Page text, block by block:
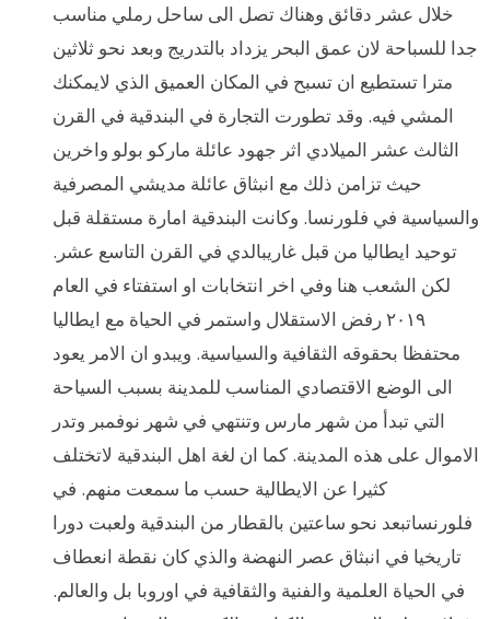
خلال عشر دقائق وهناك تصل الى ساحل رملي مناسب
جدا للسباحة لان عمق البحر يزداد بالتدريج وبعد نحو ثلاثين
مترا تستطيع ان تسبح في المكان العميق الذي لايمكنك
المشي فيه. وقد تطورت التجارة في البندقية في القرن
الثالث عشر الميلادي اثر جهود عائلة ماركو بولو واخرين
حيث تزامن ذلك مع انبثاق عائلة مديشي المصرفية
والسياسية في فلورنسا. وكانت البندقية امارة مستقلة قبل
توحيد ايطاليا من قبل غاريبالدي في القرن التاسع عشر.
لكن الشعب هنا وفي اخر انتخابات او استفتاء في العام
٢٠١٩ رفض الاستقلال واستمر في الحياة مع ايطاليا
محتفظا بحقوقه الثقافية والسياسية. ويبدو ان الامر يعود
الى الوضع الاقتصادي المناسب للمدينة بسبب السياحة
التي تبدأ من شهر مارس وتنتهي في شهر نوفمبر وتدر
الاموال على هذه المدينة. كما ان لغة اهل البندقية لاتختلف
كثيرا عن الايطالية حسب ما سمعت منهم. في
فلورنساتبعد نحو ساعتين بالقطار من البندقية ولعبت دورا
تاريخيا في انبثاق عصر النهضة والذي كان نقطة انعطاف
في الحياة العلمية والفنية والثقافية في اوروبا بل والعالم.